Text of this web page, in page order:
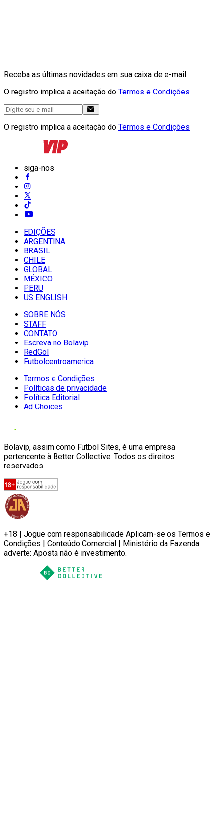
Receba as últimas novidades em sua caixa de e-mail
O registro implica a aceitação do Termos e Condições
O registro implica a aceitação do Termos e Condições
siga-nos
EDIÇÕES
ARGENTINA
BRASIL
CHILE
GLOBAL
MÉXICO
PERU
US ENGLISH
SOBRE NÓS
STAFF
CONTATO
Escreva no Bolavip
RedGol
Futbolcentroamerica
Termos e Condições
Políticas de privacidade
Política Editorial
Ad Choices
Bolavip, assim como Futbol Sites, é uma empresa
pertencente à Better Collective. Todos os direitos
reservados.
+18 | Jogue com responsabilidade Aplicam-se os Termos e
Condições | Conteúdo Comercial | Ministério da Fazenda
adverte: Aposta não é investimento.